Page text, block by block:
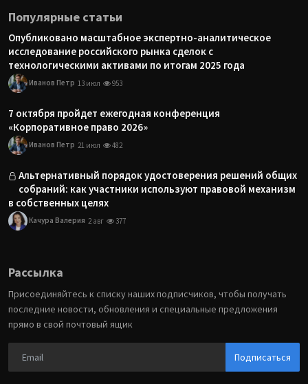
Популярные статьи
Опубликовано масштабное экспертно-аналитическое
исследование российского рынка сделок с
технологическими активами по итогам 2025 года
Иванов Петр 13 июл 953
7 октября пройдет ежегодная конференция
«Корпоративное право 2026»
Иванов Петр 21 июл 482
Альтернативный порядок удостоверения решений общих
собраний: как участники используют правовой механизм
в собственных целях
Качура Валерия 2 авг 377
Рассылка
Присоединяйтесь к списку наших подписчиков, чтобы получать
последние новости, обновления и специальные предложения
прямо в свой почтовый ящик
Подписаться